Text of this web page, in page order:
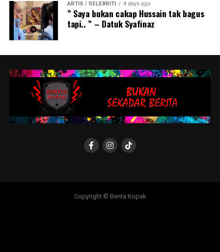
ARTIS / SELEBRITI 4 days ago
” Saya bukan cakap Hussain tak bagus
tapi.. ” – Datuk Syafinaz
Copyright © Berita Kopak